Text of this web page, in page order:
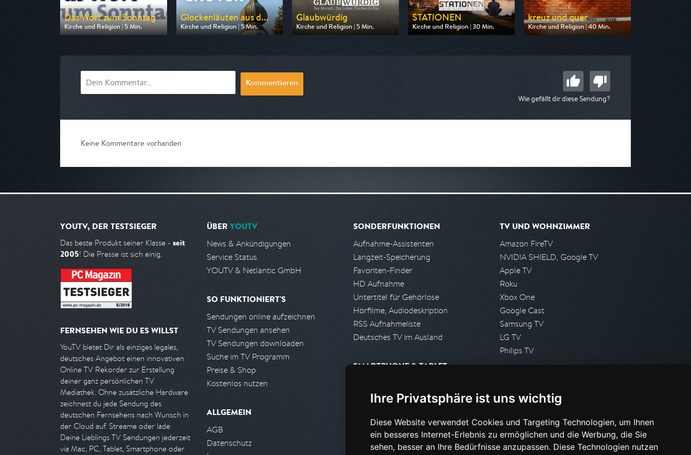
Ihre Privatsphäre ist uns wichtig
Diese Website verwendet Cookies und Targeting Technologien, um Ihnen
ein besseres Internet-Erlebnis zu ermöglichen und die Werbung, die Sie
sehen, besser an Ihre Bedürfnisse anzupassen. Diese Technologien nutzen
Das Wort zum Sonntag
Kirche und Religion | 5 Min.
Ausgestrahlt von ARD
Glockenläuten aus d...
Kirche und Religion | 5 Min.
Ausgestrahlt von BR
Glaubwürdig
Kirche und Religion | 5 Min.
Ausgestrahlt von MDR
STATIONEN
Kirche und Religion | 30 Min.
Ausgestrahlt von ARD alpha
kreuz und quer
Kirche und Religion | 40 Min.
Ausgestrahlt von ARD alpha
Kommentieren
Wie gefällt dir diese Sendung?
Keine Kommentare vorhanden
YOUTV, DER TESTSIEGER
Das beste Produkt seiner Klasse - seit
2005! Die Presse ist sich einig.
FERNSEHEN WIE DU ES WILLST
YouTV bietet Dir als einziges legales,
deutsches Angebot einen innovativen
Online TV Rekorder zur Erstellung
deiner ganz persönlichen TV
Mediathek. Ohne zusätzliche Hardware
zeichnest du jede Sendung des
deutschen Fernsehens nach Wunsch in
der Cloud auf. Streame oder lade
Deine Lieblings TV Sendungen jederzeit
via Mac, PC, Tablet, Smartphone oder
ÜBER YOUTV
News & Ankündigungen
Service Status
YOUTV & Netlantic GmbH
SO FUNKTIONIERT'S
Sendungen online aufzeichnen
TV Sendungen ansehen
TV Sendungen downloaden
Suche im TV Programm
Preise & Shop
Kostenlos nutzen
ALLGEMEIN
AGB
Datenschutz
SONDERFUNKTIONEN
Aufnahme-Assistenten
Langzeit-Speicherung
Favoriten-Finder
HD Aufnahme
Untertitel für Gehörlose
Hörfilme, Audiodeskription
RSS Aufnahmeliste
Deutsches TV im Ausland
SMARTPHONE & TABLET
Android App
PARTNER
Partnerliste
TV UND WOHNZIMMER
Amazon FireTV
NVIDIA SHIELD, Google TV
Apple TV
Roku
Xbox One
Google Cast
Samsung TV
LG TV
Philips TV
Presseanfrage stellen
HILFE & SUPPORT